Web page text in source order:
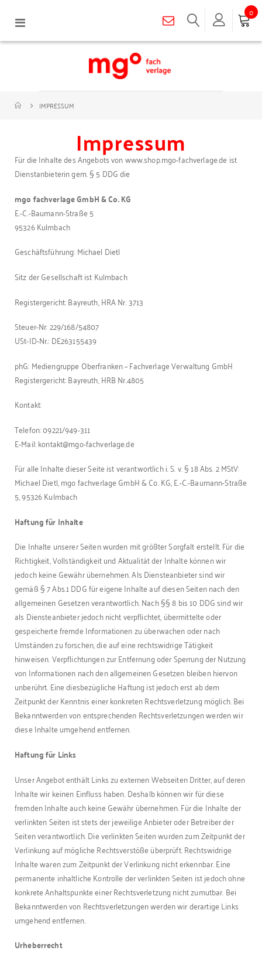
Navigation
0
IMPRESSUM
Impressum
Für die Inhalte des Angebots von www.shop.mgo-fachverlage.de ist
Dienstanbieterin gem. § 5 DDG die
mgo fachverlage GmbH & Co. KG
E.-C.-Baumann-Straße 5
95326 Kulmbach
Geschäftsführung: Michael Dietl
Sitz der Gesellschaft ist Kulmbach
Registergericht: Bayreuth, HRA Nr. 3713
Steuer-Nr: 229/168/54807
USt-ID-Nr.: DE263155439
phG: Mediengruppe Oberfranken – Fachverlage Verwaltung GmbH
Registergericht: Bayreuth, HRB Nr.4805
Kontakt:
Telefon: 09221/949-311
E-Mail: kontakt@mgo-fachverlage.de
Für alle Inhalte dieser Seite ist verantwortlich i. S. v. § 18 Abs. 2 MStV:
Michael Dietl, mgo fachverlage GmbH & Co. KG, E.-C.-Baumann-Straße
5, 95326 Kulmbach
Haftung für Inhalte
Die Inhalte unserer Seiten wurden mit größter Sorgfalt erstellt. Für die
Richtigkeit, Vollständigkeit und Aktualität der Inhalte können wir
jedoch keine Gewähr übernehmen. Als Diensteanbieter sind wir
gemäß § 7 Abs.1 DDG für eigene Inhalte auf diesen Seiten nach den
allgemeinen Gesetzen verantwortlich. Nach §§ 8 bis 10 DDG sind wir
als Diensteanbieter jedoch nicht verpflichtet, übermittelte oder
gespeicherte fremde Informationen zu überwachen oder nach
Umständen zu forschen, die auf eine rechtswidrige Tätigkeit
hinweisen. Verpflichtungen zur Entfernung oder Sperrung der Nutzung
von Informationen nach den allgemeinen Gesetzen bleiben hiervon
unberührt. Eine diesbezügliche Haftung ist jedoch erst ab dem
Zeitpunkt der Kenntnis einer konkreten Rechtsverletzung möglich. Bei
Bekanntwerden von entsprechenden Rechtsverletzungen werden wir
diese Inhalte umgehend entfernen.
Haftung für Links
Unser Angebot enthält Links zu externen Webseiten Dritter, auf deren
Inhalte wir keinen Einfluss haben. Deshalb können wir für diese
fremden Inhalte auch keine Gewähr übernehmen. Für die Inhalte der
verlinkten Seiten ist stets der jeweilige Anbieter oder Betreiber der
Seiten verantwortlich. Die verlinkten Seiten wurden zum Zeitpunkt der
Verlinkung auf mögliche Rechtsverstöße überprüft. Rechtswidrige
Inhalte waren zum Zeitpunkt der Verlinkung nicht erkennbar. Eine
permanente inhaltliche Kontrolle der verlinkten Seiten ist jedoch ohne
konkrete Anhaltspunkte einer Rechtsverletzung nicht zumutbar. Bei
Bekanntwerden von Rechtsverletzungen werden wir derartige Links
umgehend entfernen.
Urheberrecht